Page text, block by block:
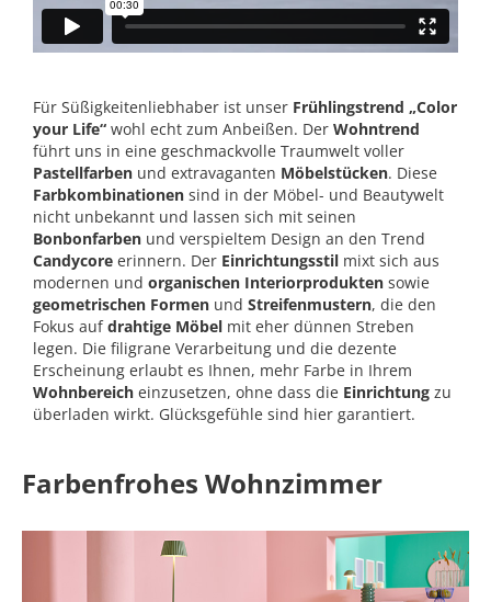
Für Süßigkeitenliebhaber ist unser Frühlingstrend „Color
your Life“ wohl echt zum Anbeißen. Der Wohntrend
führt uns in eine geschmackvolle Traumwelt voller
Pastellfarben und extravaganten Möbelstücken. Diese
Farbkombinationen sind in der Möbel- und Beautywelt
nicht unbekannt und lassen sich mit seinen
Bonbonfarben und verspieltem Design an den Trend
Candycore erinnern. Der Einrichtungsstil mixt sich aus
modernen und organischen Interiorprodukten sowie
geometrischen Formen und Streifenmustern, die den
Fokus aufdrahtige Möbel mit eher dünnen Streben
legen. Die filigrane Verarbeitung und die dezente
Erscheinung erlaubt es Ihnen, mehr Farbe in Ihrem
Wohnbereich einzusetzen, ohne dass die Einrichtung zu
überladen wirkt. Glücksgefühle sind hier garantiert.
Farbenfrohes Wohnzimmer